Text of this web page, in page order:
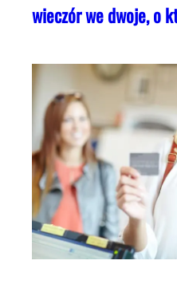
wieczór we dwoje, o